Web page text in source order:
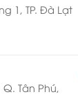
1, TP. Đà Lạt
Q. Tân Phú,